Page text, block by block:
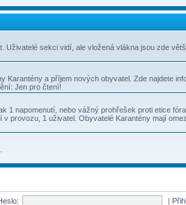
Uživatelé sekci vidí, ale vložená vlákna jsou zde
Karantény a příjem nových obyvatel. Zde najdete
Jen pro čtení!
1 napomenutí, nebo vážný prohřešek proti etice
provozu, 1 uživatel. Obyvatelé Karantény mají
|